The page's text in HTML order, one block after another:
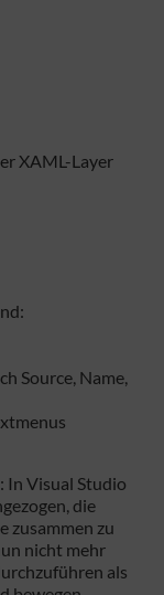
XAML-Layer
Source, Name,
In Visual Studio
die
zusammen zu
nicht mehr
als